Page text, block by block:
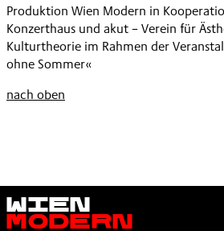
,
Produktion Wien Modern in
Konzerthaus und akut – Verein für
Kulturtheorie im Rahmen der
ohne Sommer«
nach oben
Wien
Modern